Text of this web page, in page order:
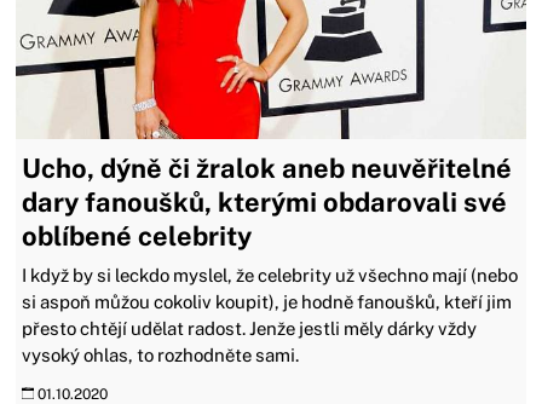
Ucho, dýně či žralok aneb neuvěřitelné
dary fanoušků, kterými obdarovali své
oblíbené celebrity
I když by si leckdo myslel, že celebrity už všechno mají (nebo
si aspoň můžou cokoliv koupit), je hodně fanoušků, kteří jim
přesto chtějí udělat radost. Jenže jestli měly dárky vždy
vysoký ohlas, to rozhodněte sami.
01.10.2020